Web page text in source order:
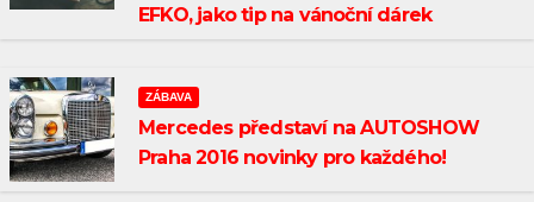
EFKO, jako tip na vánoční dárek
ZÁBAVA
Mercedes představí na AUTOSHOW
Praha 2016 novinky pro každého!